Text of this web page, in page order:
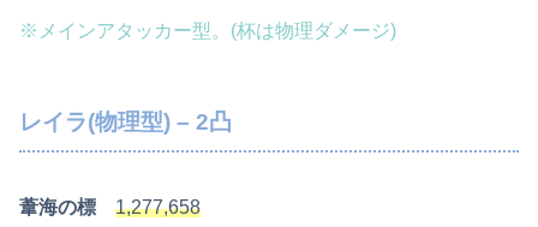
※メインアタッカー型。(杯は物理ダメージ)
レイラ(物理型) – 2凸
葦海の標 1,277,658